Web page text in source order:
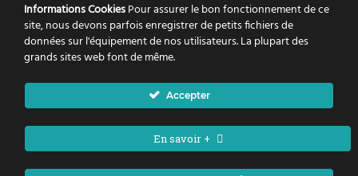
Dispositif stage de 3ème
Informations CookiesPour assurer le bon fonctionnement de ce
site, nous devons parfois enregistrer de petits fichiers de
données sur l'équipement de nos utilisateurs. La plupart des
grands sites web font de même.
Accepter
En savoir +